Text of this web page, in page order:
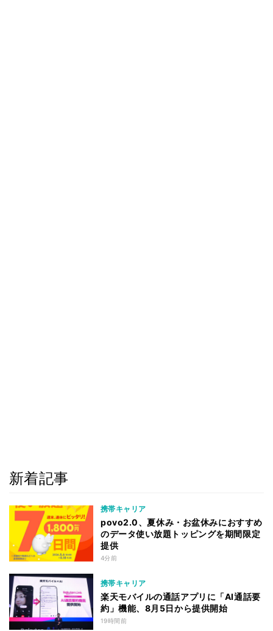
新着記事
携帯キャリア
povo2.0、夏休み・お盆休みにおすすめ
のデータ使い放題トッピングを期間限定
提供
4分前
携帯キャリア
楽天モバイルの通話アプリに「AI通話要
約」機能、8月5日から提供開始
19時間前